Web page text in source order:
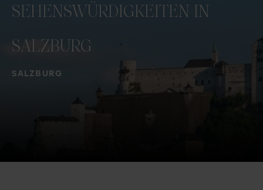
SALZBURG
SEHENSWÜRDIGKEITEN IN
SALZBURG